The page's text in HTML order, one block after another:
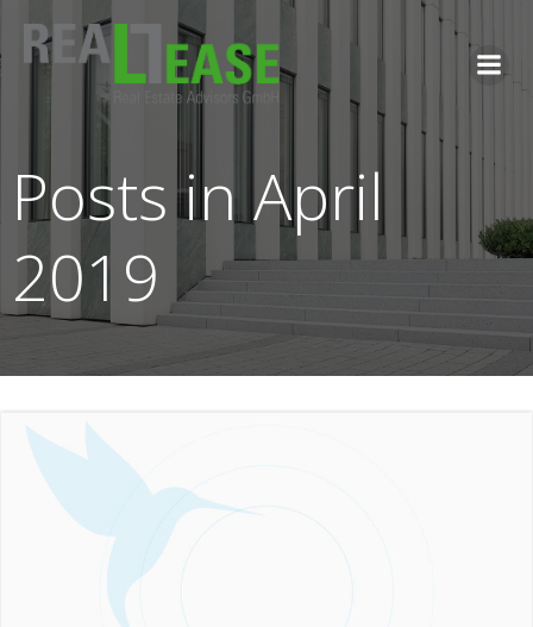
Zum
Inhalt
springen
Posts in April
2019